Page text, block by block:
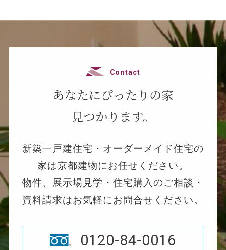
Contact
あなたにぴったりの家
見つかります。
新築一戸建住宅・オーダーメイド住宅の
家は京都建物にお任せください。
物件、展示場見学・住宅購入のご相談・
資料請求はお気軽にお問合せください。
0120-84-0016